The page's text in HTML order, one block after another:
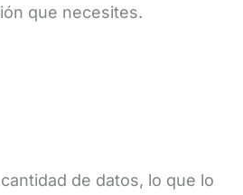
que necesites.
de datos, lo que lo